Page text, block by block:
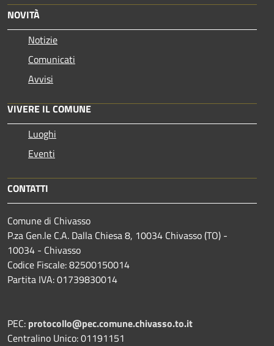
NOVITÀ
Notizie
Comunicati
Avvisi
VIVERE IL COMUNE
Luoghi
Eventi
CONTATTI
Comune di Chivasso
P.za Gen.le C.A. Dalla Chiesa 8, 10034 Chivasso (TO) -
10034 - Chivasso
Codice Fiscale: 82500150014
Partita IVA: 01739830014
PEC: protocollo@pec.comune.chivasso.to.it
Centralino Unico: 01191151